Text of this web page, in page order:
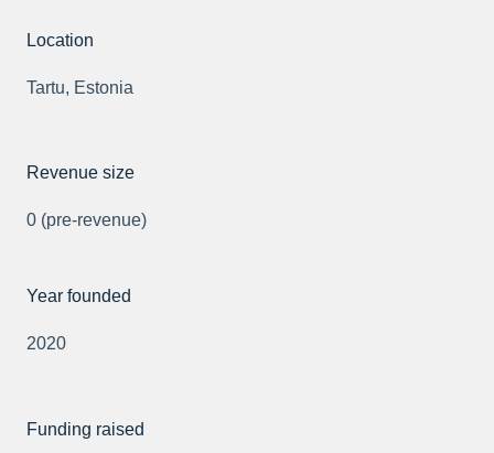
Location
Tartu, Estonia
Revenue size
0 (pre-revenue)
Year founded
2020
Funding raised